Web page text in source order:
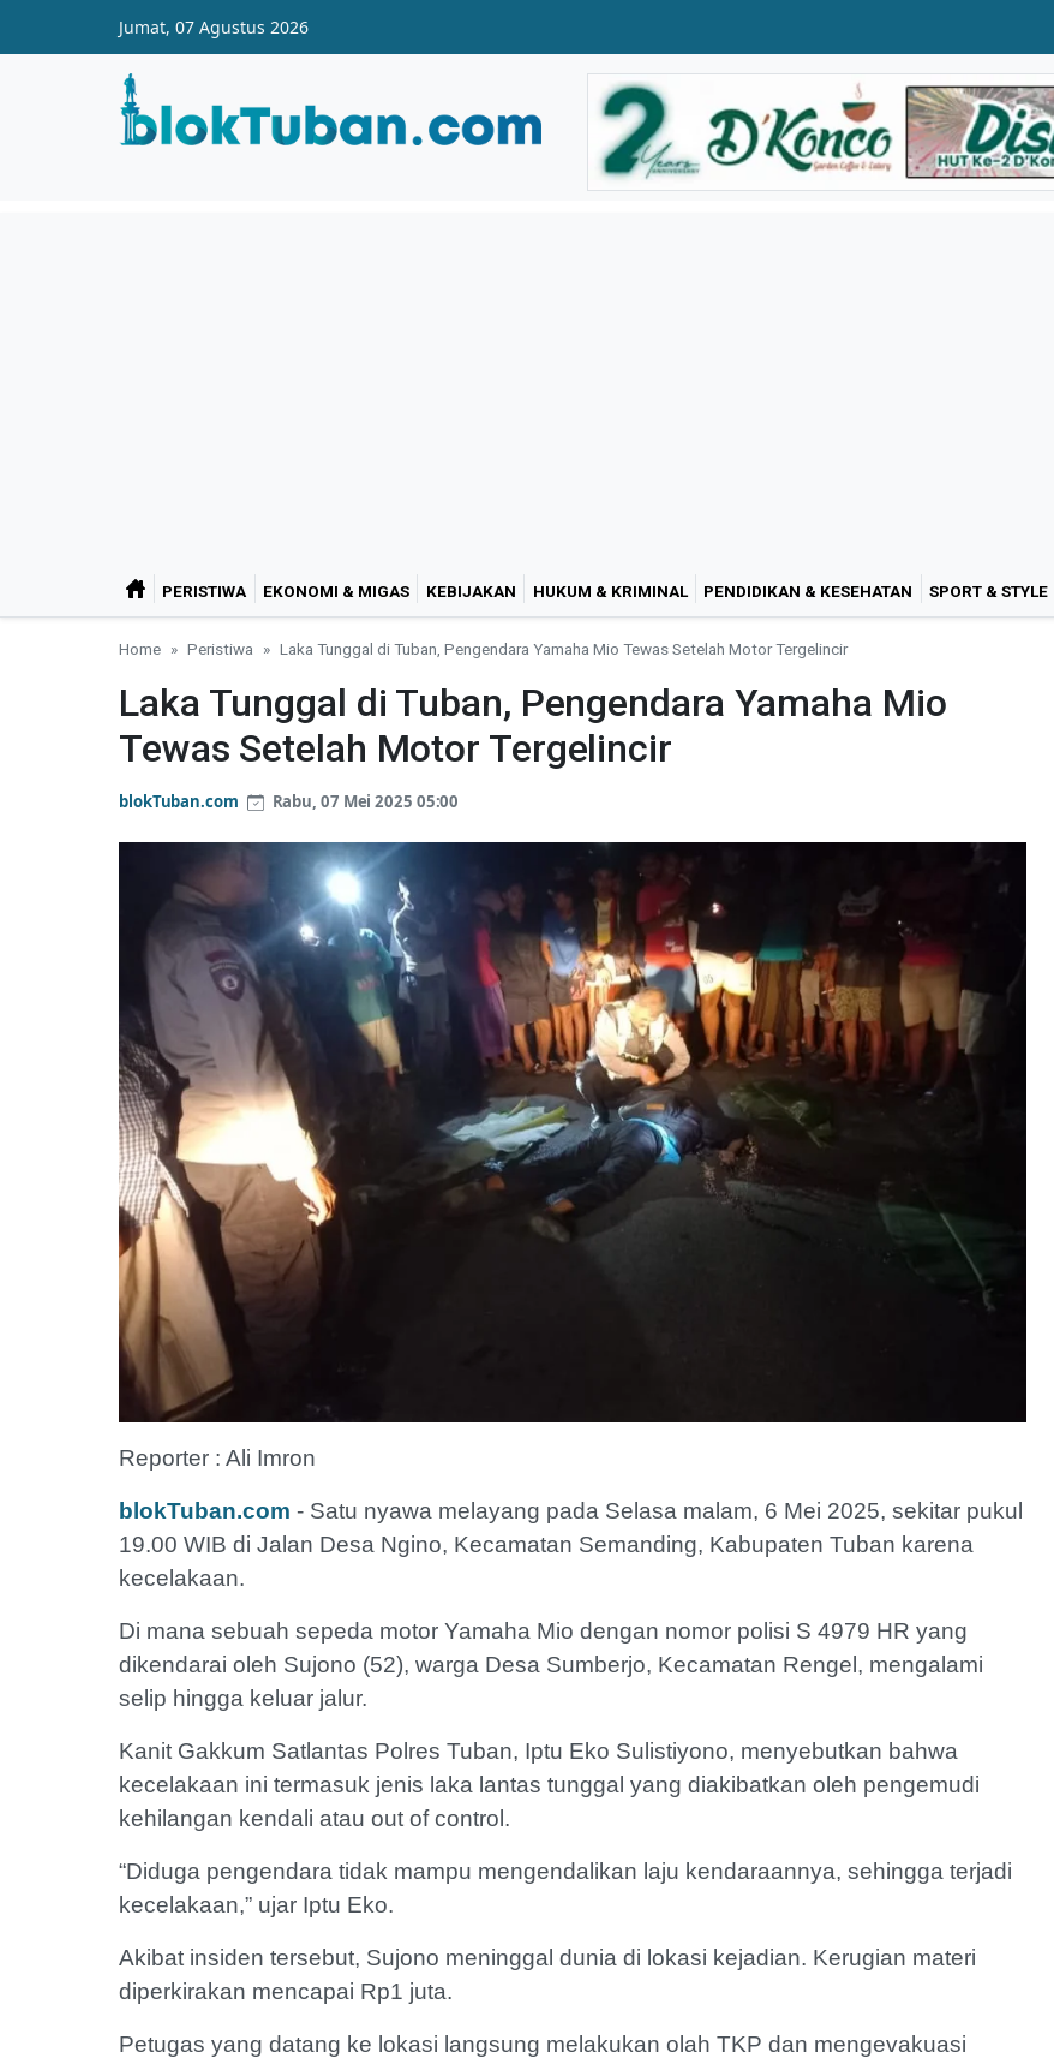
Jumat, 07 Agustus 2026
PERISTIWA EKONOMI & MIGAS KEBIJAKAN HUKUM & KRIMINAL PENDIDIKAN & KESEHATAN SPORT & STYLE
Home Peristiwa Laka Tunggal di Tuban, Pengendara Yamaha Mio Tewas Setelah Motor Tergelincir
Laka Tunggal di Tuban, Pengendara Yamaha Mio
Tewas Setelah Motor Tergelincir
blokTuban.com Rabu, 07 Mei 2025 05:00
Reporter : Ali Imron
blokTuban.com - Satu nyawa melayang pada Selasa malam, 6 Mei 2025, sekitar pukul
19.00 WIB di Jalan Desa Ngino, Kecamatan Semanding, Kabupaten Tuban karena
kecelakaan.
Di mana sebuah sepeda motor Yamaha Mio dengan nomor polisi S 4979 HR yang
dikendarai oleh Sujono (52), warga Desa Sumberjo, Kecamatan Rengel, mengalami
selip hingga keluar jalur.
Kanit Gakkum Satlantas Polres Tuban, Iptu Eko Sulistiyono, menyebutkan bahwa
kecelakaan ini termasuk jenis laka lantas tunggal yang diakibatkan oleh pengemudi
kehilangan kendali atau out of control.
“Diduga pengendara tidak mampu mengendalikan laju kendaraannya, sehingga terjadi
kecelakaan,” ujar Iptu Eko.
Akibat insiden tersebut, Sujono meninggal dunia di lokasi kejadian. Kerugian materi
diperkirakan mencapai Rp1 juta.
Petugas yang datang ke lokasi langsung melakukan olah TKP dan mengevakuasi